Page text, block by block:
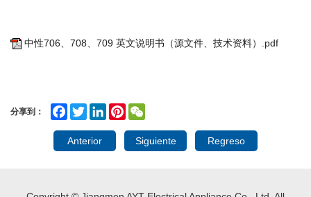
中性706、708、709 英文说明书（源文件、技术资料）.pdf
分享到： Facebook
Twitter LinkedInPinterest
Anterior Siguiente Regreso